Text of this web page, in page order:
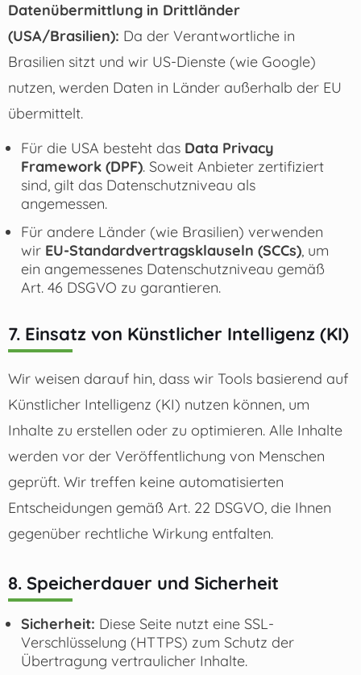
Datenübermittlung in Drittländer
(USA/Brasilien): Da der Verantwortliche in
Brasilien sitzt und wir US-Dienste (wie Google)
nutzen, werden Daten in Länder außerhalb der EU
übermittelt.
Für die USA besteht das Data Privacy
Framework (DPF). Soweit Anbieter zertifiziert
sind, gilt das Datenschutzniveau als
angemessen.
Für andere Länder (wie Brasilien) verwenden
wir EU-Standardvertragsklauseln (SCCs), um
ein angemessenes Datenschutzniveau gemäß
Art. 46 DSGVO zu garantieren.
7. Einsatz von Künstlicher Intelligenz (KI)
Wir weisen darauf hin, dass wir Tools basierend auf
Künstlicher Intelligenz (KI) nutzen können, um
Inhalte zu erstellen oder zu optimieren. Alle Inhalte
werden vor der Veröffentlichung von Menschen
geprüft. Wir treffen keine automatisierten
Entscheidungen gemäß Art. 22 DSGVO, die Ihnen
gegenüber rechtliche Wirkung entfalten.
8. Speicherdauer und Sicherheit
Sicherheit: Diese Seite nutzt eine SSL-
Verschlüsselung (HTTPS) zum Schutz der
Übertragung vertraulicher Inhalte.